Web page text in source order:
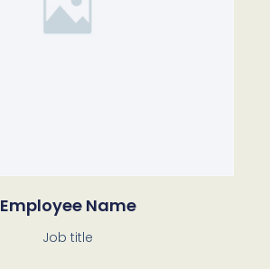
Employee Name
Job title